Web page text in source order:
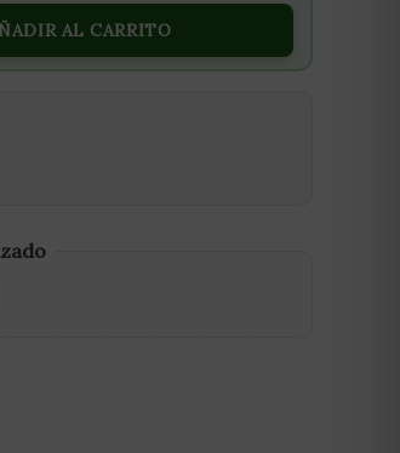
AL CARRITO